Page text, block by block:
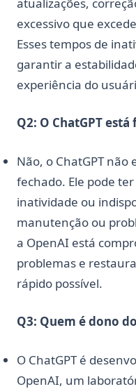
excessivo que
Esses tempos de
garantir a
experiência do
Q2: O ChatGPT está
Não, o ChatGPT
fechado. Ele pode
inatividade ou
manutenção ou
a OpenAI está
problemas e
rápido possível.
Q3: Quem é dono
O ChatGPT é
OpenAI, um